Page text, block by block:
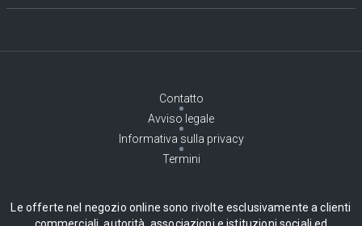
Contatto
Avviso legale
Informativa sulla privacy
Termini
Le offerte nel negozio online sono rivolte esclusivamente a clienti